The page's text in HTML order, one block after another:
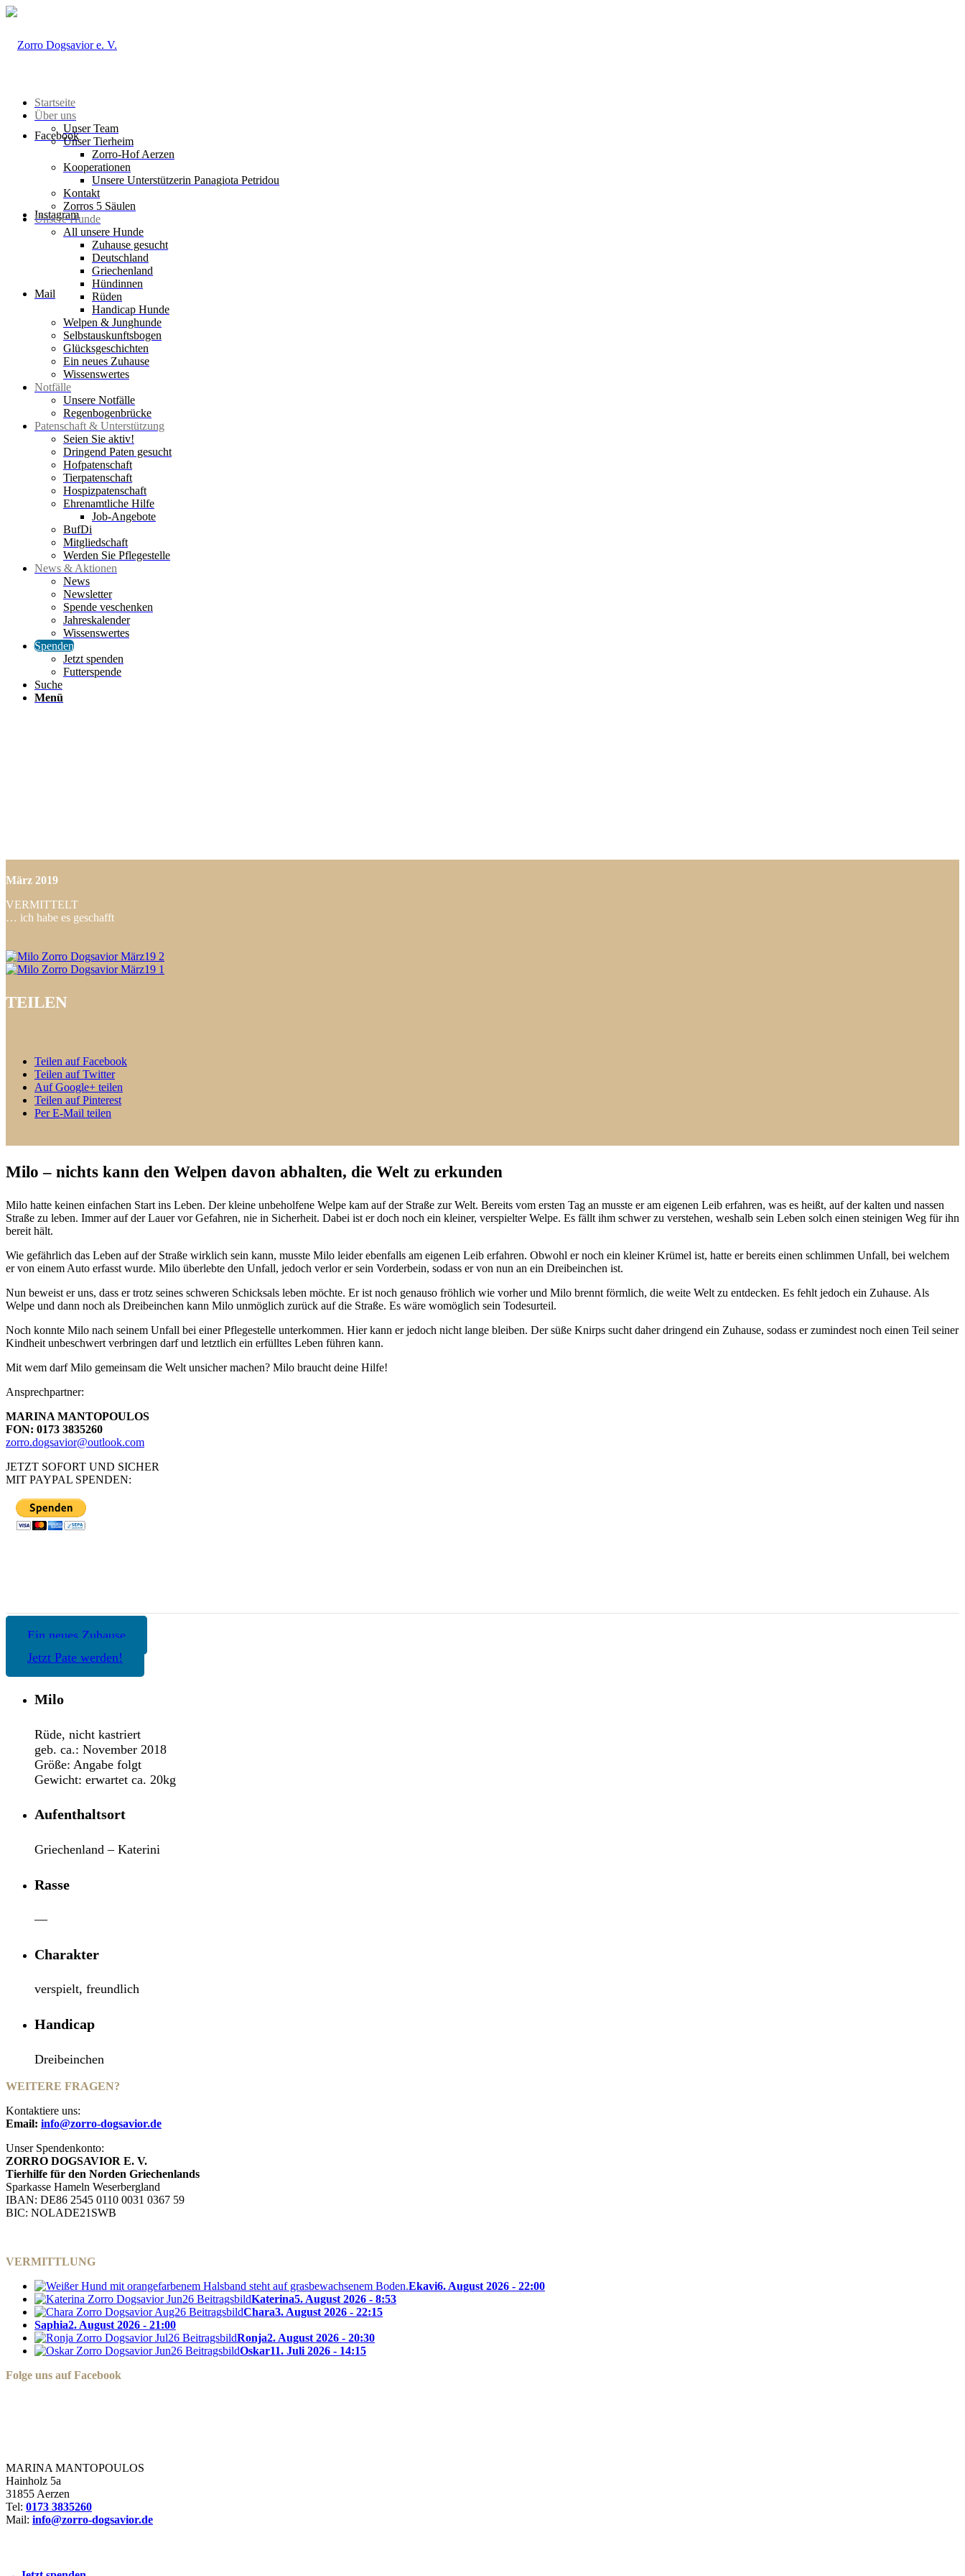
Facebook
Instagram
Mail
Startseite
Über uns
Unser Team
Unser Tierheim
Zorro-Hof Aerzen
Kooperationen
Unsere Unterstützerin Panagiota Petridou
Kontakt
Zorros 5 Säulen
Unsere Hunde
All unsere Hunde
Zuhause gesucht
Deutschland
Griechenland
Hündinnen
Rüden
Handicap Hunde
Welpen & Junghunde
Selbstauskunftsbogen
Glücksgeschichten
Ein neues Zuhause
Wissenswertes
Notfälle
Unsere Notfälle
Regenbogenbrücke
Patenschaft & Unterstützung
Seien Sie aktiv!
Dringend Paten gesucht
Hofpatenschaft
Tierpatenschaft
Hospizpatenschaft
Ehrenamtliche Hilfe
Job-Angebote
BufDi
Mitgliedschaft
Werden Sie Pflegestelle
News & Aktionen
News
Newsletter
Spende veschenken
Jahreskalender
Wissenswertes
Spenden
Jetzt spenden
Futterspende
Suche
Menü
März 2019
VERMITTELT
… ich habe es geschafft
TEILEN
Teilen auf Facebook
Teilen auf Twitter
Auf Google+ teilen
Teilen auf Pinterest
Per E-Mail teilen
Milo – nichts kann den Welpen davon abhalten, die Welt zu erkunden
Milo hatte keinen einfachen Start ins Leben. Der kleine unbeholfene Welpe kam auf der Straße zur Welt. Bereits vom ersten Tag an musste er am eigenen Leib erfahren, was es heißt, auf der kalten und nassen
Straße zu leben. Immer auf der Lauer vor Gefahren, nie in Sicherheit. Dabei ist er doch noch ein kleiner, verspielter Welpe. Es fällt ihm schwer zu verstehen, weshalb sein Leben solch einen steinigen Weg für ihn
bereit hält.
Wie gefährlich das Leben auf der Straße wirklich sein kann, musste Milo leider ebenfalls am eigenen Leib erfahren. Obwohl er noch ein kleiner Krümel ist, hatte er bereits einen schlimmen Unfall, bei welchem
er von einem Auto erfasst wurde. Milo überlebte den Unfall, jedoch verlor er sein Vorderbein, sodass er von nun an ein Dreibeinchen ist.
Nun beweist er uns, dass er trotz seines schweren Schicksals leben möchte. Er ist noch genauso fröhlich wie vorher und Milo brennt förmlich, die weite Welt zu entdecken. Es fehlt jedoch ein Zuhause. Als
Welpe und dann noch als Dreibeinchen kann Milo unmöglich zurück auf die Straße. Es wäre womöglich sein Todesurteil.
Noch konnte Milo nach seinem Unfall bei einer Pflegestelle unterkommen. Hier kann er jedoch nicht lange bleiben. Der süße Knirps sucht daher dringend ein Zuhause, sodass er zumindest noch einen Teil seiner
Kindheit unbeschwert verbringen darf und letztlich ein erfülltes Leben führen kann.
Mit wem darf Milo gemeinsam die Welt unsicher machen? Milo braucht deine Hilfe!
Ansprechpartner:
MARINA MANTOPOULOS
FON: 0173 3835260
zorro.dogsavior@outlook.com
JETZT SOFORT UND SICHER
MIT PAYPAL SPENDEN:
Ein neues Zuhause
Jetzt Pate werden!
Milo
Rüde, nicht kastriert
geb. ca.: November 2018
Größe: Angabe folgt
Gewicht: erwartet ca. 20kg
Aufenthaltsort
Griechenland – Katerini
Rasse
—
Charakter
verspielt, freundlich
Handicap
Dreibeinchen
WEITERE FRAGEN?
Kontaktiere uns:
Email: info@zorro-dogsavior.de
Unser Spendenkonto:
ZORRO DOGSAVIOR E. V.
Tierhilfe für den Norden Griechenlands
Sparkasse Hameln Weserbergland
IBAN: DE86 2545 0110 0031 0367 59
BIC: NOLADE21SWB
VERMITTLUNG
Ekavi6. August 2026 - 22:00
Katerina5. August 2026 - 8:53
Chara3. August 2026 - 22:15
Saphia2. August 2026 - 21:00
Ronja2. August 2026 - 20:30
Oskar11. Juli 2026 - 14:15
Folge uns auf Facebook
MARINA MANTOPOULOS
Hainholz 5a
31855 Aerzen
Tel: 0173 3835260
Mail: info@zorro-dogsavior.de